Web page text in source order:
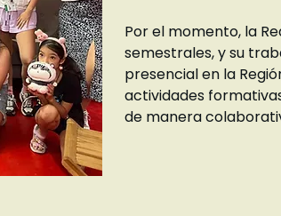
Por el momento, la
semestrales, y su
presencial en la
actividades
de manera